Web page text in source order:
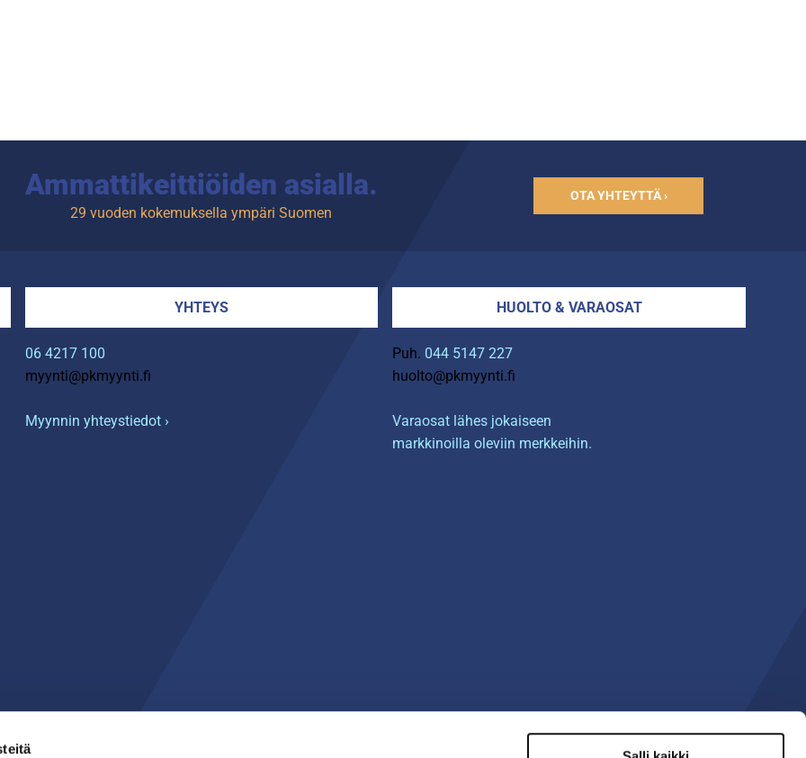
Ammattikeittiöiden asialla.
29 vuoden kokemuksella ympäri Suomen
OTA YHTEYTTÄ ›
YHTEYS
06 4217 100
myynti@pkmyynti.fi
Myynnin yhteystiedot ›
HUOLTO & VARAOSAT
Puh. 044 5147 227
huolto@pkmyynti.fi
Varaosat lähes jokaiseen
markkinoilla oleviin merkkeihin.